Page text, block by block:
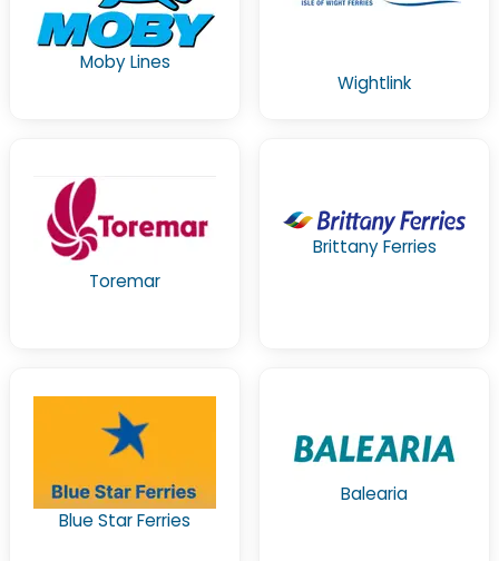
Moby Lines
Wightlink
Toremar
Brittany Ferries
Blue Star Ferries
Balearia